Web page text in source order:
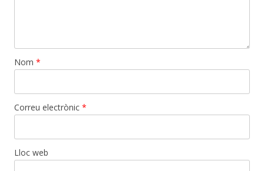
Nom *
Correu electrònic *
Lloc web